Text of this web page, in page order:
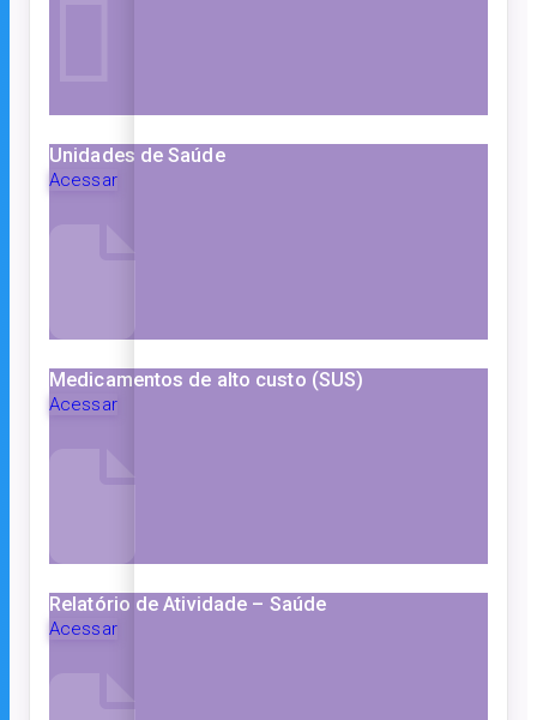
Unidades de Saúde
Acessar
Medicamentos de alto custo (SUS)
Acessar
Relatório de Atividade – Saúde
Acessar